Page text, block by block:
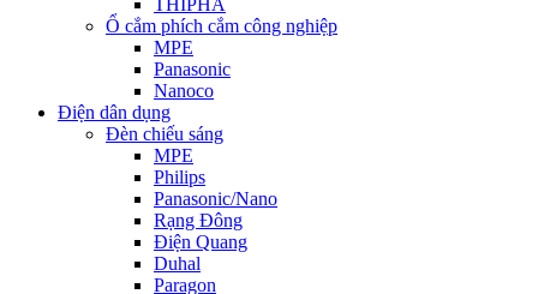
THIPHA
Ổ cắm phích cắm công nghiệp
MPE
Panasonic
Nanoco
Điện dân dụng
Đèn chiếu sáng
MPE
Philips
Panasonic/Nano
Rạng Đông
Điện Quang
Duhal
Paragon